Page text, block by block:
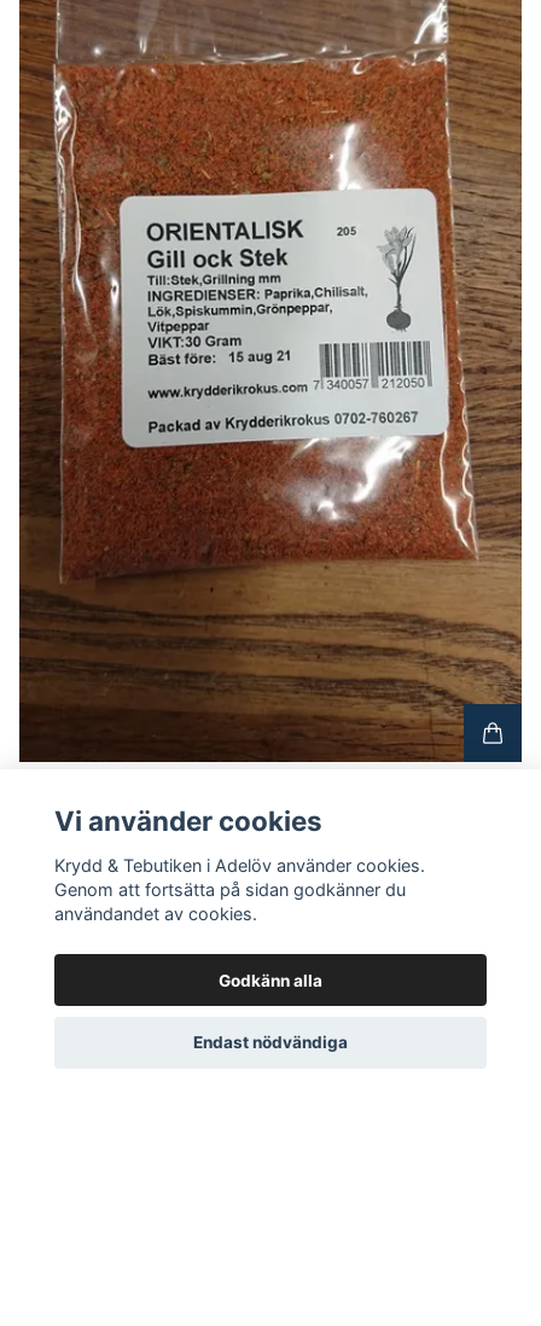
Vi använder cookies
Krydd & Tebutiken i Adelöv använder cookies.
Genom att fortsätta på sidan godkänner du
användandet av cookies.
Godkänn alla
Endast nödvändiga